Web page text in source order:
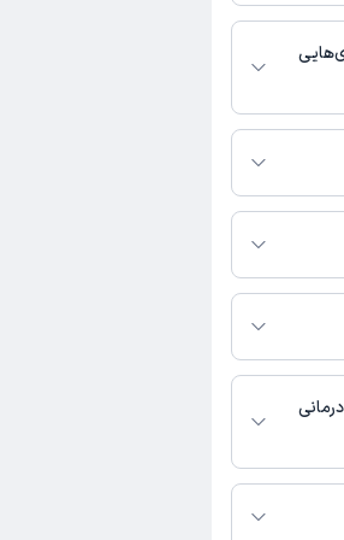
پزشکی و
اورژانس
رحمانی به شرح
دسترس نیست.